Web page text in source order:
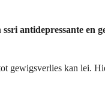
ssri antidepressante en
gewigsverlies kan lei.